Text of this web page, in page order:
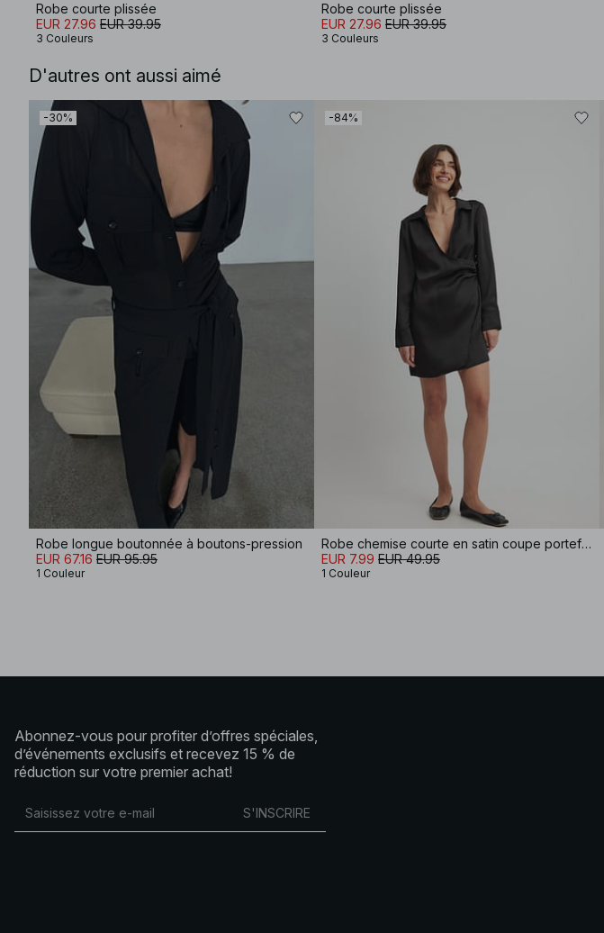
Robe courte plissée
EUR 27.96 EUR 39.95
3 Couleurs
Robe courte plissée
EUR 27.96 EUR 39.95
3 Couleurs
D'autres ont aussi aimé
-30%
Robe longue boutonnée à boutons-pression
EUR 67.16 EUR 95.95
1 Couleur
-84%
Robe chemise courte en satin coupe portefeuille
EUR 7.99 EUR 49.95
1 Couleur
Abonnez-vous pour profiter d’offres spéciales,
d’événements exclusifs et recevez 15 % de
réduction sur votre premier achat!
S'INSCRIRE